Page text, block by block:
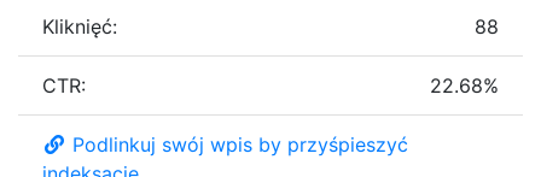
Kliknięć: 88
CTR: 22.68%
Podlinkuj swój wpis by przyśpieszyć